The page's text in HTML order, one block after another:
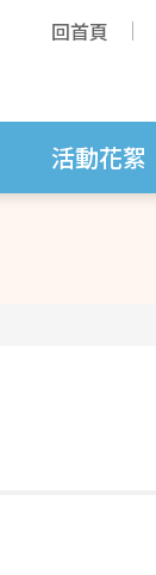
回首頁
活動花絮